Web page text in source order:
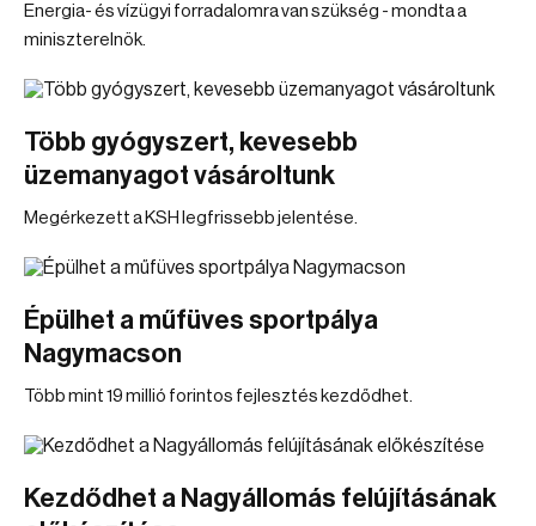
Energia- és vízügyi forradalomra van szükség - mondta a
miniszterelnök.
Több gyógyszert, kevesebb
üzemanyagot vásároltunk
Megérkezett a KSH legfrissebb jelentése.
Épülhet a műfüves sportpálya
Nagymacson
Több mint 19 millió forintos fejlesztés kezdődhet.
Kezdődhet a Nagyállomás felújításának